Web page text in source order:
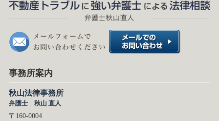
事務所案内
秋山法律事務所
弁護士 秋山 直人
〒160-0004